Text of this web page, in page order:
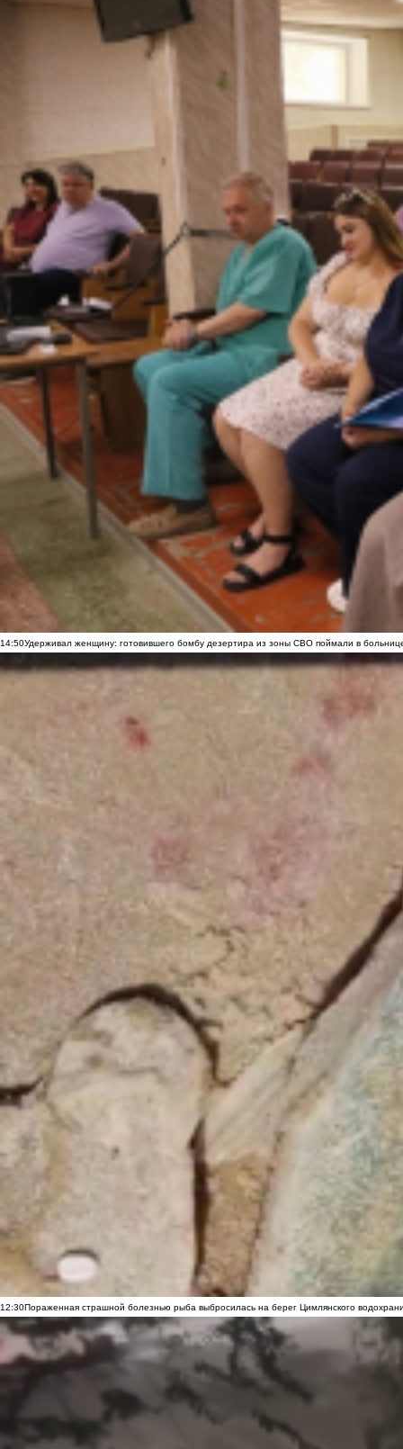
14:50Удерживал женщину: готовившего бомбу дезертира из зоны СВО поймали в
12:30Пораженная страшной болезнью рыба выбросилась на берег Цимлянского